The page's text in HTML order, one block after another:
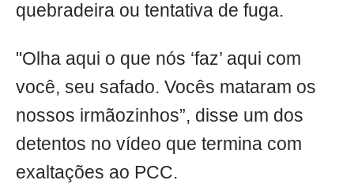
quebradeira ou tentativa de fuga.
"Olha aqui o que nós ‘faz’ aqui com
você, seu safado. Vocês mataram os
nossos irmãozinhos”, disse um dos
detentos no vídeo que termina com
exaltações ao PCC.